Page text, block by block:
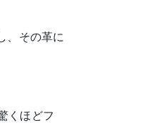
、その革に
くほどフ